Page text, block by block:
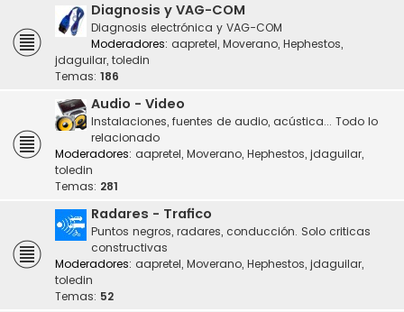
Diagnosis y VAG-COM
Diagnosis electrónica y VAG-COM
Moderadores: aapretel, Moverano, Hephestos,
jdaguilar, toledin
Temas: 186
Audio - Video
Instalaciones, fuentes de audio, acústica... Todo lo
relacionado
Moderadores: aapretel, Moverano, Hephestos, jdaguilar,
toledin
Temas: 281
Radares - Trafico
Puntos negros, radares, conducción. Solo criticas
constructivas
Moderadores: aapretel, Moverano, Hephestos, jdaguilar,
toledin
Temas: 52